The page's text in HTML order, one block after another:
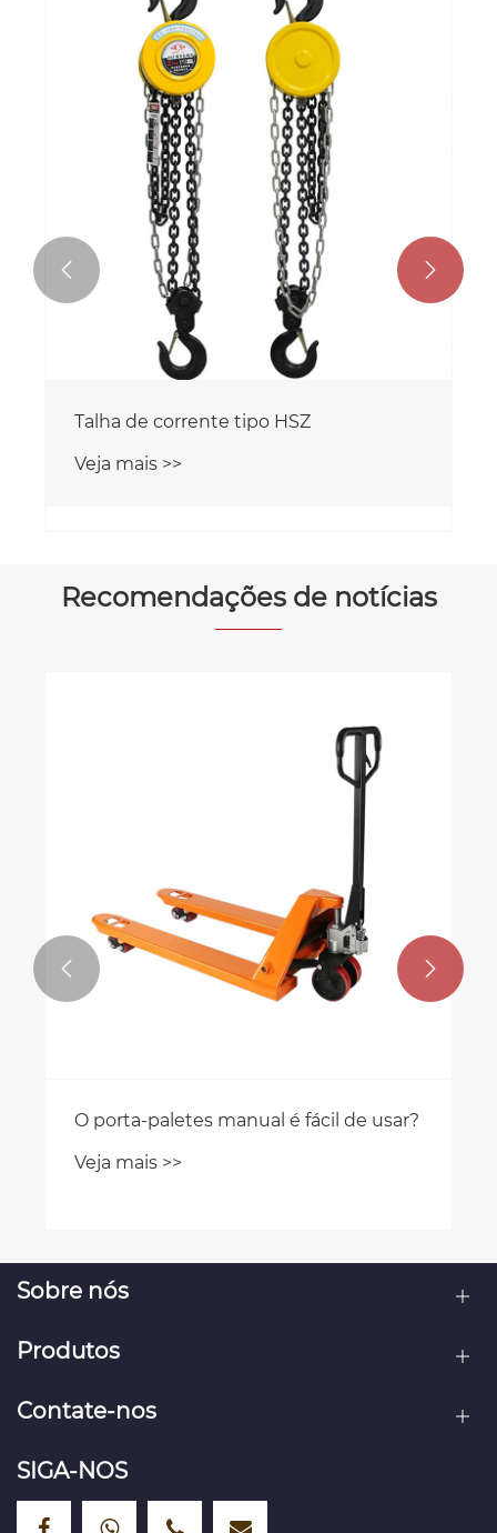
Talha de corrente tipo VD
Veja mais >>
 
Recomendações de notícias
Como escolher a eslinga de cabo de
aço certa para sua aplicação de
 
Sobre nós
Produtos
Contate-nos
SIGA-NOS